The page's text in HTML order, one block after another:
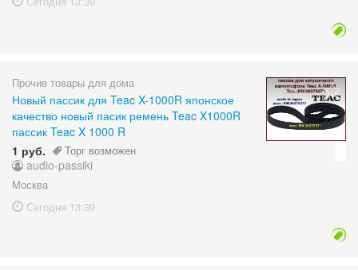
Прочие товары для дома
Новый пассик для Teac X-1000R японское
качество новый пасик ремень Teac X1000R
пассик Teac X 1000 R
1 руб.
Торг возможен
audio-passiki
Москва
Сегодня 13:39